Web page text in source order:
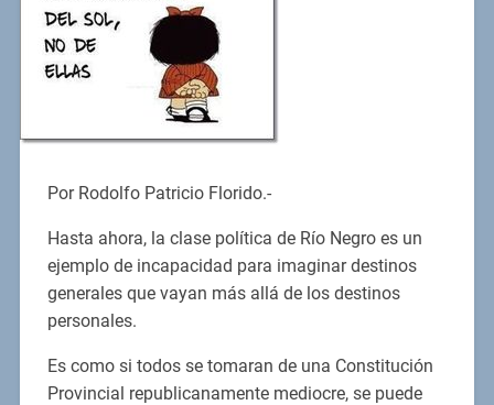
Por Rodolfo Patricio Florido.-
Hasta ahora, la clase política de Río Negro es un
ejemplo de incapacidad para imaginar destinos
generales que vayan más allá de los destinos
personales.
Es como si todos se tomaran de una Constitución
Provincial republicanamente mediocre, se puede